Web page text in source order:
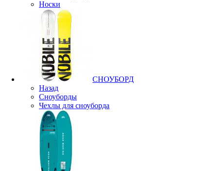
Носки
СНОУБОРД
Назад
Сноуборды
Чехлы для сноуборда